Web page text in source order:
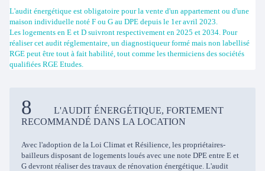
L'audit énergétique est obligatoire pour la vente d'un appartement ou d'une
maison individuelle noté F ou G au DPE depuis le 1er avril 2023.
Les logements en E et D suivront respectivement en 2025 et 2034. Pour
réaliser cet audit réglementaire, un diagnostiqueur formé mais non labellisé
RGE peut être tout à fait habilité, tout comme les thermiciens des sociétés
qualifiées RGE Etudes.
L'AUDIT ÉNERGÉTIQUE, FORTEMENT
RECOMMANDÉ DANS LA LOCATION
Avec l'adoption de la Loi Climat et Résilience, les propriétaires-
bailleurs disposant de logements loués avec une note DPE entre E et
G devront réaliser des travaux de rénovation énergétique. L'audit